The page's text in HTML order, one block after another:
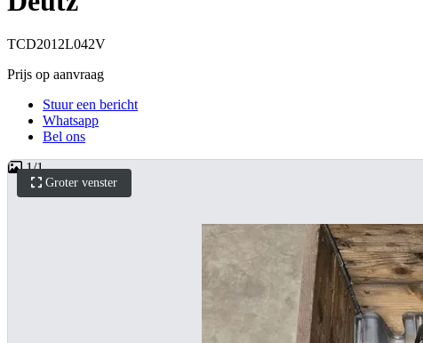
TCD2012L042V
Prijs op aanvraag
Stuur een bericht
Whatsapp
Bel ons
Groter venster
1/1